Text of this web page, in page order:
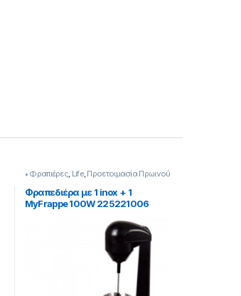
• Φραπιέρες, Life,Προετοιμασία Πρωινού
Φραπεδιέρα με 1 inox + 1
MyFrappe 100W 225221006